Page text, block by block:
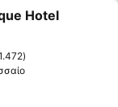
αγαπημένα
Hotel